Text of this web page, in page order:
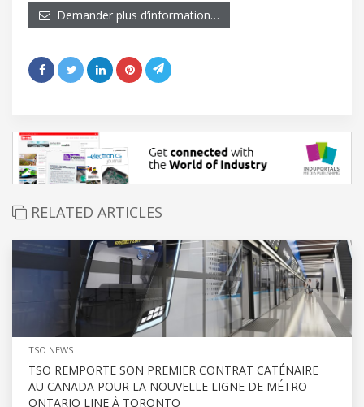
Demander plus d’information…
RELATED ARTICLES
TSO NEWS
TSO REMPORTE SON PREMIER CONTRAT CATÉNAIRE
AU CANADA POUR LA NOUVELLE LIGNE DE MÉTRO
ONTARIO LINE À TORONTO